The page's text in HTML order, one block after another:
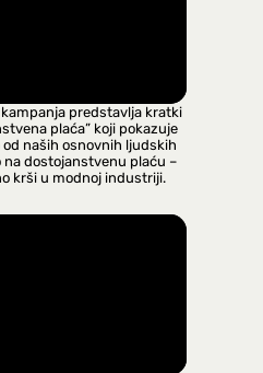
predstavlja kratki
plaća” koji pokazuje
od naših osnovnih ljudskih
na dostojanstvenu plaću –
krši u modnoj industriji.